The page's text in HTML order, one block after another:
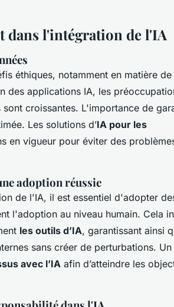
dans l'intégration de l'IA
éthiques, notamment en matière de
des applications IA, les
croissantes. L'importance de
Les solutions d’IA pour les
en vigueur pour éviter des
adoption réussie
de l'IA, il est essentiel d'adopter
l'adoption au niveau humain. Cela
les outils d’IA, garantissant ainsi
sans créer de perturbations. Un
avec l’IA afin d’atteindre les